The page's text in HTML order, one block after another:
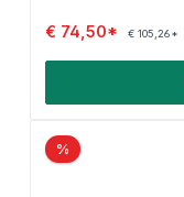
€ 74,50* € 105,26*
%